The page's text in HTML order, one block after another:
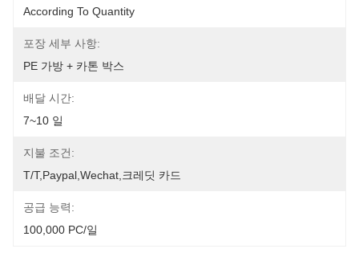
According To Quantity
포장 세부 사항:
PE 가방 + 카톤 박스
배달 시간:
7~10 일
지불 조건:
T/T,Paypal,Wechat,크레딧 카드
공급 능력:
100,000 PC/일